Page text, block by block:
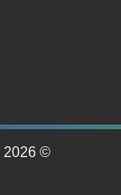
© 2026